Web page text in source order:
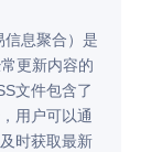
信息聚合）是
更新内容的
文件包含了
用户可以通
时获取最新